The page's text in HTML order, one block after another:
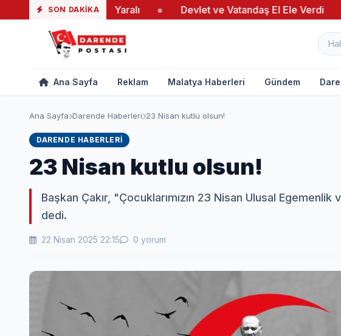
SON DAKIKA
Yangında 19 Yaralı ● Devlet ve Vatandaş El Ele Verdi ●
Ana Sayfa Reklam Malatya Haberleri Gündem
Ana Sayfa Darende Haberleri 23 Nisan kutlu olsun!
DARENDE HABERLERI
23 Nisan kutlu olsun!
Başkan Çakır, "Çocuklarımızın 23 Nisan Ulusal Egemenlik
dedi.
22 Nisan 2025 22:15 0 yorum